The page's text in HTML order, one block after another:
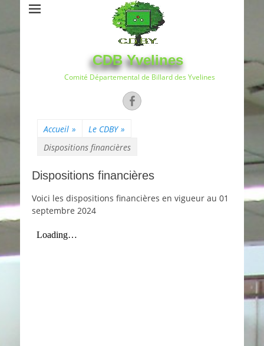
CDB Yvelines
Comité Départemental de Billard des Yvelines
Facebook
Accueil » Le CDBY »
Dispositions financières
Dispositions financières
Voici les dispositions financières en vigueur au 01
septembre 2024